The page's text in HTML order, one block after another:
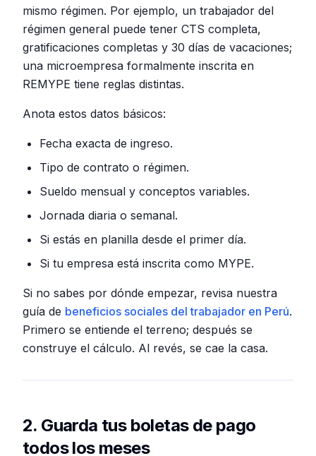
mismo régimen. Por ejemplo, un trabajador del
régimen general puede tener CTS completa,
gratificaciones completas y 30 días de vacaciones;
una microempresa formalmente inscrita en
REMYPE tiene reglas distintas.
Anota estos datos básicos:
Fecha exacta de ingreso.
Tipo de contrato o régimen.
Sueldo mensual y conceptos variables.
Jornada diaria o semanal.
Si estás en planilla desde el primer día.
Si tu empresa está inscrita como MYPE.
Si no sabes por dónde empezar, revisa nuestra
guía de beneficios sociales del trabajador en Perú.
Primero se entiende el terreno; después se
construye el cálculo. Al revés, se cae la casa.
2. Guarda tus boletas de pago
todos los meses